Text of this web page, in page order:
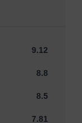
9.12
8.8
8.5
7.81